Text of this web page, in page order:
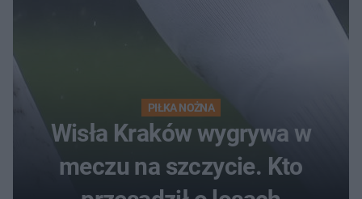
PIŁKA NOŻNA
Wisła Kraków wygrywa w
meczu na szczycie. Kto